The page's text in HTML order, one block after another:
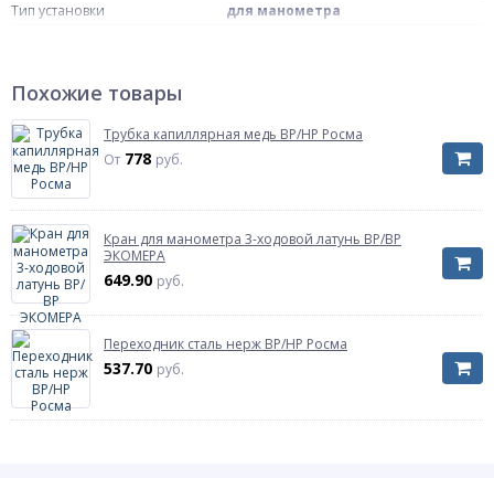
Тип установки
для манометра
Похожие товары
Трубка капиллярная медь ВР/НР Росма
От 778 руб.
Кран для манометра 3-ходовой латунь ВР/ВР
ЭКОМЕРА
649.90 руб.
Переходник сталь нерж ВР/НР Росма
537.70 руб.